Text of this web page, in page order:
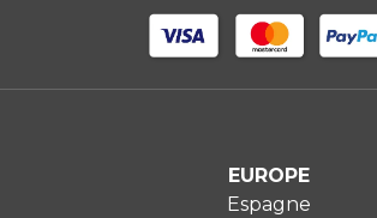
EUROPE
Espagne